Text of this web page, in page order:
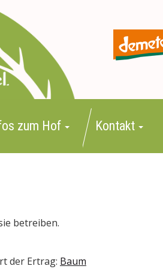
zum Hof Kontakt
betreiben.
der Ertrag: Baum